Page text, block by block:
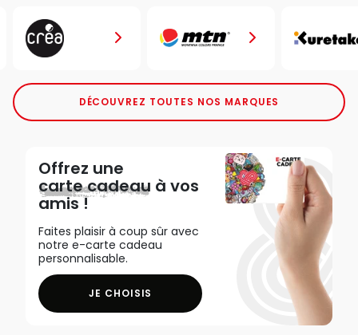
DÉCOUVREZ TOUTES NOS MARQUES
Offrez une
carte cadeau à vos
amis !
Faites plaisir à coup sûr avec
notre e-carte cadeau
personnalisable.
JE CHOISIS